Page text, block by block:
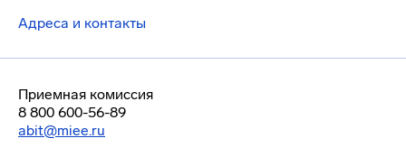
Адреса и контакты
Приемная комиссия
8 800 600-56-89
abit@miee.ru